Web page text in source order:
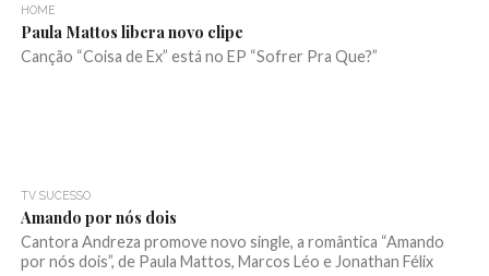
HOME
Paula Mattos libera novo clipe
Canção “Coisa de Ex” está no EP “Sofrer Pra Que?”
TV SUCESSO
Amando por nós dois
Cantora Andreza promove novo single, a romântica “Amando
por nós dois”, de Paula Mattos, Marcos Léo e Jonathan Félix